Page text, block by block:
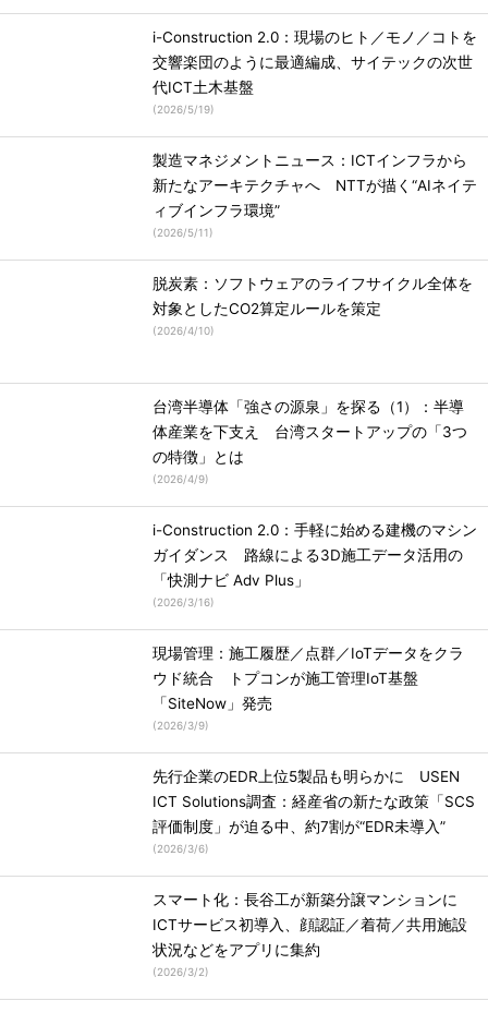
i-Construction 2.0：現場のヒト／モノ／コトを
交響楽団のように最適編成、サイテックの次世
代ICT土木基盤
(2026/5/19)
製造マネジメントニュース：ICTインフラから
新たなアーキテクチャへ NTTが描く“AIネイテ
ィブインフラ環境”
(2026/5/11)
脱炭素：ソフトウェアのライフサイクル全体を
対象としたCO2算定ルールを策定
(2026/4/10)
台湾半導体「強さの源泉」を探る（1）：半導
体産業を下支え 台湾スタートアップの「3つ
の特徴」とは
(2026/4/9)
i-Construction 2.0：手軽に始める建機のマシン
ガイダンス 路線による3D施工データ活用の
「快測ナビ Adv Plus」
(2026/3/16)
現場管理：施工履歴／点群／IoTデータをクラ
ウド統合 トプコンが施工管理IoT基盤
「SiteNow」発売
(2026/3/9)
先行企業のEDR上位5製品も明らかに USEN
ICT Solutions調査：経産省の新たな政策「SCS
評価制度」が迫る中、約7割が“EDR未導入”
(2026/3/6)
スマート化：長谷工が新築分譲マンションに
ICTサービス初導入、顔認証／着荷／共用施設
状況などをアプリに集約
(2026/3/2)